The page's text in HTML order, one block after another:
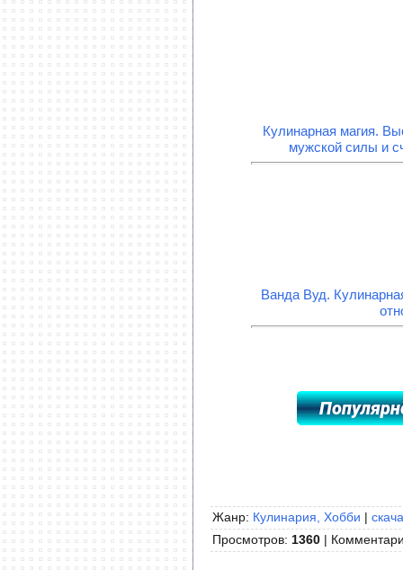
Кулинарная магия.
мужской силы и
Ванда Вуд.
Жанр: Кулинария, Хобби |
Просмотров: 1360 |